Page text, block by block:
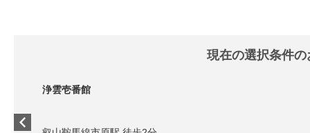
現在の選択条件